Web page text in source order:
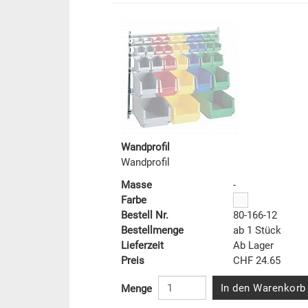
Wandprofil
Wandprofil
Masse
-
Farbe
Bestell Nr.
80-166-12
Bestellmenge
ab 1 Stück
Lieferzeit
Ab Lager
Preis
CHF 24.65
Menge In den Warenkorb